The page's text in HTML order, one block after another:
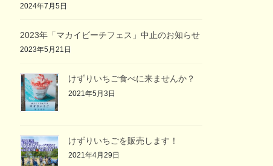
2024年7月5日
2023年「マカイビーチフェス」中止のお知らせ
2023年5月21日
けずりいちご食べに来ませんか？
2021年5月3日
けずりいちごを販売します！
2021年4月29日